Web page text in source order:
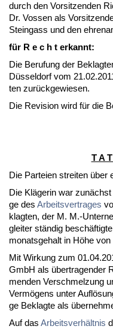
durch den Vor­sit­zen­den
Dr. Vos­sen als
St­ein­gass und den
für R e c h t er­kannt:
Die Be­ru­fung der
Düssel­dorf vom
ten zurück­ge­wie­sen.
Die Re­vi­si­on wird für die
T A
Die Par­tei­en strei­ten über
Die Kläge­rin war
ge des Ar­beits­ver­tra­ges
klag­ten, der M. M.-
glei­ter ständig
mo­nats­ge­halt in Höhe
Mit Wir­kung zum
GmbH als über­tra­gen­der
men­den Ver­schmel­zung
Vermögens un­ter
ge Be­klag­te als
Auf das Ar­beits­verhält­nis